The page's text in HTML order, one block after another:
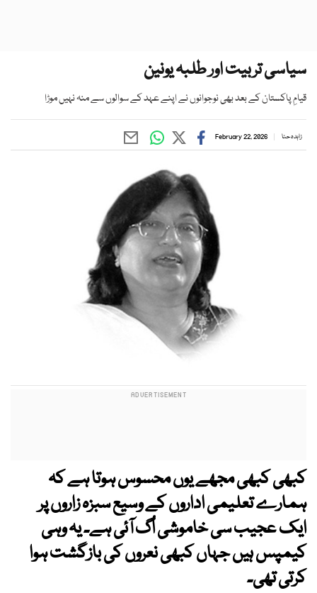
سیاسی تربیت اور طلبہ یونین
قیامِ پاکستان کے بعد بھی نوجوانوں نے اپنے عہد کے سوالوں سے منہ نہیں موڑا
زاہدہ حنا February 22, 2026
کبھی کبھی مجھے یوں محسوس ہوتا ہے کہ
ہمارے تعلیمی اداروں کے وسیع سبزہ زاروں پر
ایک عجیب سی خاموشی اُگ آئی ہے۔ یہ وہی
کیمپس ہیں جہاں کبھی نعروں کی بازگشت ہوا
کرتی تھی۔